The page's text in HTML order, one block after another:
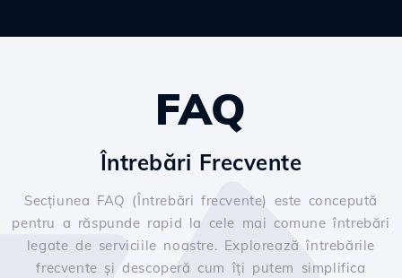
FAQ
Întrebări Frecvente
Secțiunea FAQ (Întrebări frecvente) este concepută
pentru a răspunde rapid la cele mai comune întrebări
legate de serviciile noastre. Explorează întrebările
frecvente și descoperă cum îți putem simplifica